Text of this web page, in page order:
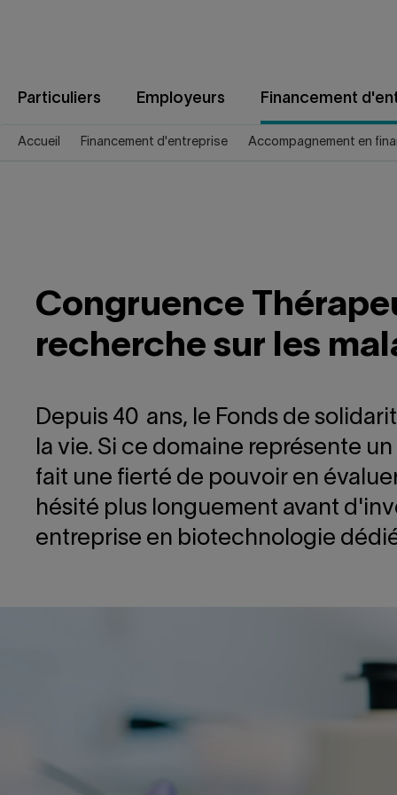
Particuliers Employeurs Financement
Accueil Financement d'entreprise Accompagnement en
Congruence
recherche sur les
Depuis 40 ans, le Fonds de
la vie. Si ce domaine représente
fait une fierté de pouvoir en
hésité plus longuement avant
entreprise en biotechnologie